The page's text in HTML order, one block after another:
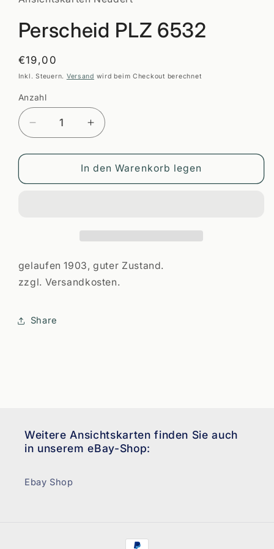
öffnen
Perscheid PLZ 6532
Normaler
Preis
€19,00
Inkl. Steuern. Versand wird beim Checkout berechnet
Anzahl
Anzahl
Verringere
die
Menge
Perscheid
Erhöhe
die
Menge
für
Perscheid
In den Warenkorb legen
gelaufen 1903, guter Zustand.
zzgl. Versandkosten.
Share
Weitere Ansichtskarten finden Sie auch
in unserem eBay-Shop:
Ebay Shop
Zahlungsmethoden